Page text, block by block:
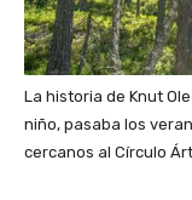
La historia de Knut
niño, pasaba los
cercanos al Círculo